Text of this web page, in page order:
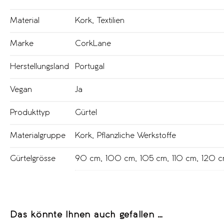
Material Kork, Textilien
Marke CorkLane
Herstellungsland Portugal
Vegan Ja
Produkttyp Gürtel
Materialgruppe Kork, Pflanzliche Werkstoffe
Gürtelgrösse 90 cm, 100 cm, 105 cm, 110 cm, 120
Das könnte Ihnen auch gefallen …